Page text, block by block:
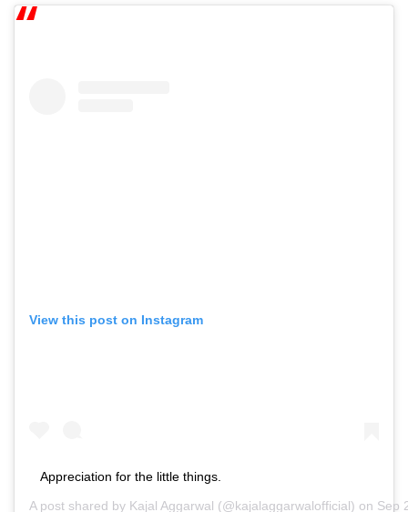
View this post on Instagram
Appreciation for the little things.
A post shared by Kajal Aggarwal (@kajalaggarwalofficial) on Sep